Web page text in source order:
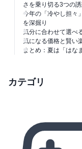
さを乗り切る3つの
今年の「冷やし担々
を深掘り
気分に合わせて選べ
気になる価格と賢い
まとめ：夏は「はな
カテゴリ